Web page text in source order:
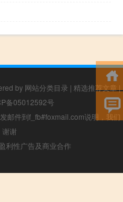
by 网站分类目录 | 精选推荐文章 |
备05012592号
邮件到f_fb#foxmail.com说明，我们
谢谢
利性广告及商业合作